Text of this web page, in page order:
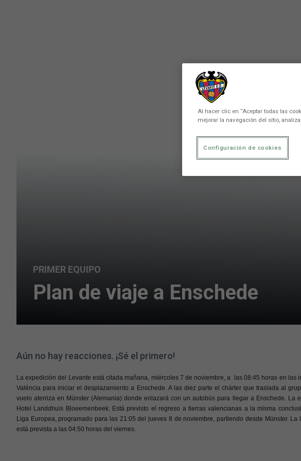
PRIMER EQUIPO
Plan de viaje a Enschede
Aún no hay reacciones. ¡Sé el primero!
La expedición del Levante está citada mañana, miércoles 7 de noviembre, a las 08:45 horas en las
Valéncia para iniciar el desplazamiento a Enschede. A las diez parte el chárter que traslada al
vuelo aterriza en Münster (Alemania) donde enlazará con un autobús para llegar a Enschede. La
Hotel Landdhuis Bloeemenbeek. Está previsto el regreso a tierras valencianas a la misma
Liga Europea, programado para las 21:05 del jueves 8 de noviembre, partiendo desde Münster.
está prevista a las 04:50 horas del viernes.
Al hacer clic en “Aceptar todas las
mejorar la navegación del sitio,
Configuración de cookies